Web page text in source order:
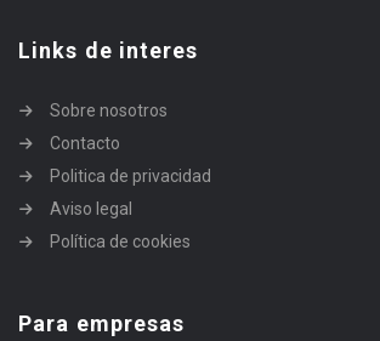
Links de interes
Sobre nosotros
Contacto
Politica de privacidad
Aviso legal
Política de cookies
Para empresas